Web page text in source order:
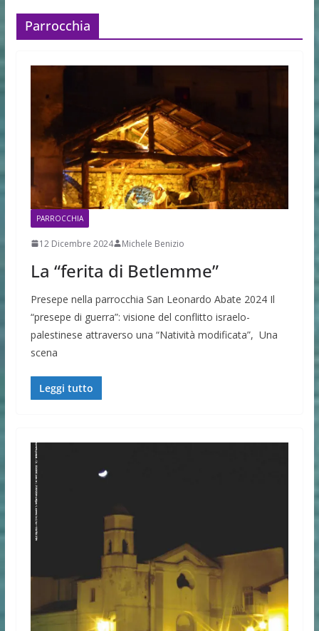
Parrocchia
PARROCCHIA
12 Dicembre 2024 Michele Benizio
La “ferita di Betlemme”
Presepe nella parrocchia San Leonardo Abate 2024 Il
“presepe di guerra”: visione del conflitto israelo-
palestinese attraverso una “Natività modificata”, Una
scena
Leggi tutto